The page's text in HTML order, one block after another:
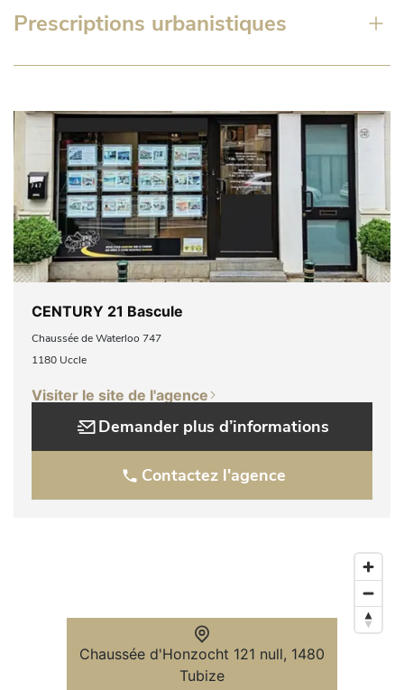
Prescriptions urbanistiques
CENTURY 21 Bascule
Chaussée de Waterloo 747
1180 Uccle
Visiter le site de l'agence
Demander plus d’informations
Contactez l'agence
Chaussée d'Honzocht 121 null, 1480
Tubize